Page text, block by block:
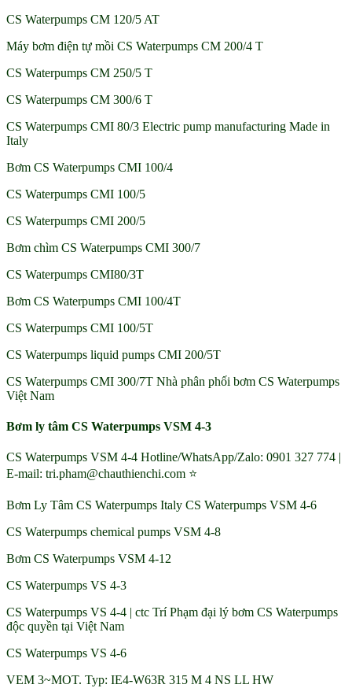
CS Waterpumps CM 120/5 AT
Máy bơm điện tự mồi CS Waterpumps CM 200/4 T
CS Waterpumps CM 250/5 T
CS Waterpumps CM 300/6 T
CS Waterpumps CMI 80/3 Electric pump manufacturing Made in
Italy
Bơm CS Waterpumps CMI 100/4
CS Waterpumps CMI 100/5
CS Waterpumps CMI 200/5
Bơm chìm CS Waterpumps CMI 300/7
CS Waterpumps CMI80/3T
Bơm CS Waterpumps CMI 100/4T
CS Waterpumps CMI 100/5T
CS Waterpumps liquid pumps CMI 200/5T
CS Waterpumps CMI 300/7T Nhà phân phối bơm CS Waterpumps
Việt Nam
Bơm ly tâm CS Waterpumps VSM 4-3
CS Waterpumps VSM 4-4 Hotline/WhatsApp/Zalo: 0901 327 774 |
E-mail: tri.pham@chauthienchi.com ⭐
Bơm Ly Tâm CS Waterpumps Italy CS Waterpumps VSM 4-6
CS Waterpumps chemical pumps VSM 4-8
Bơm CS Waterpumps VSM 4-12
CS Waterpumps VS 4-3
CS Waterpumps VS 4-4 | ctc Trí Phạm đại lý bơm CS Waterpumps
độc quyền tại Việt Nam
CS Waterpumps VS 4-6
VEM 3~MOT. Typ: IE4-W63R 315 M 4 NS LL HW